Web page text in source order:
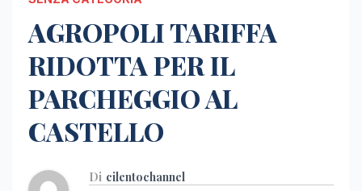
AGROPOLI TARIFFA
RIDOTTA PER IL
PARCHEGGIO AL
CASTELLO
Di cilentochannel